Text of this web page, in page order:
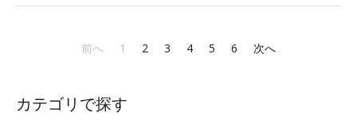
前へ 1 2 3 4 5 6 次へ
カテゴリで探す